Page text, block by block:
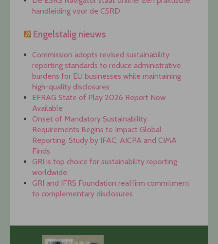
handleiding voor de CSRD
Engelstalig nieuws
Commission adopts revised sustainability
reporting standards to reduce administrative
burdens for EU businesses while maintaining
high-quality disclosures
EFRAG State of Play 2026 Report Now
Available
Onset of Mandatory Sustainability
Requirements Begins to Impact Global
Reporting, Study by IFAC, AICPA and CIMA
Finds
GRI is top choice for sustainability reporting
worldwide
GRI and IFRS Foundation reaffirm commitment
to complementary disclosures